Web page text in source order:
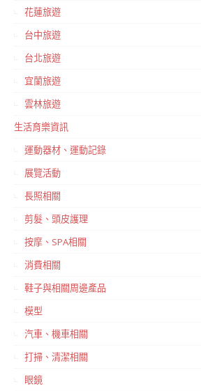
花蓮旅遊
台中旅遊
台北旅遊
宜蘭旅遊
雲林旅遊
生活育樂資訊
運動器材、運動記錄
展覽活動
長照相關
剪髮、頭皮護理
按摩、SPA相關
消費相關
鞋子與相關周邊產品
模型
汽車、機車相關
打掃、清潔相關
眼鏡